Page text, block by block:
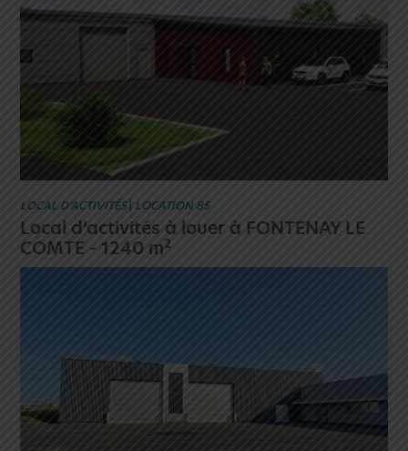
LOCAL D’ACTIVITÉS LOCATION 85
Local d’activités à louer à FONTENAY LE
COMTE - 1240 m2